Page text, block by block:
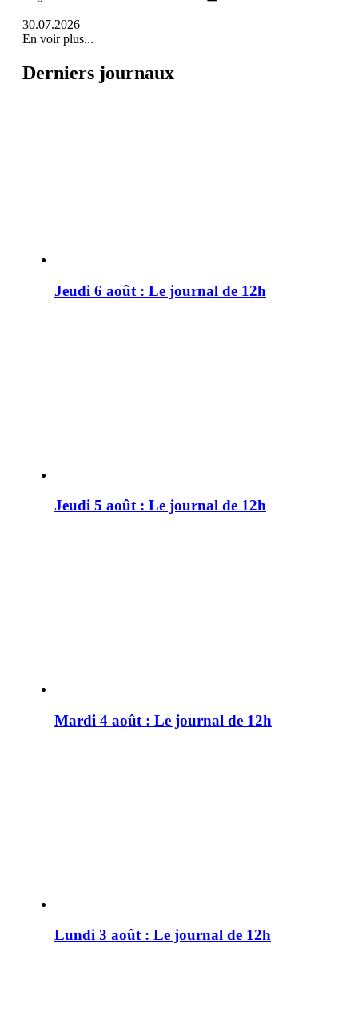
30.07.2026
En voir plus...
Derniers journaux
Jeudi 6 août : Le journal de 12h
Jeudi 5 août : Le journal de 12h
Mardi 4 août : Le journal de 12h
Lundi 3 août : Le journal de 12h